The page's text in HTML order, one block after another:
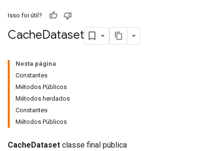
Isso foi útil?
CacheDataset
Nesta página
Constantes
Métodos Públicos
Métodos herdados
Constantes
Métodos Públicos
CacheDataset classe final pública